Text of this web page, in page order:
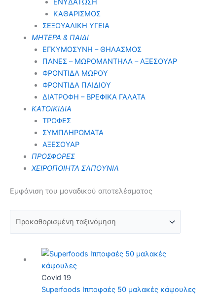
ΕΝΥΔΑΤΩΣΗ
ΚΑΘΑΡΙΣΜΟΣ
ΣΕΞΟΥΑΛΙΚΗ ΥΓΕΙΑ
ΜΗΤΕΡΑ & ΠΑΙΔΙ
ΕΓΚΥΜΟΣΥΝΗ – ΘΗΛΑΣΜΟΣ
ΠΑΝΕΣ – ΜΩΡΟΜΑΝΤΗΛΑ – ΑΞΕΣΟΥΑΡ
ΦΡΟΝΤΙΔΑ ΜΩΡΟΥ
ΦΡΟΝΤΙΔΑ ΠΑΙΔΙΟΥ
ΔΙΑΤΡΟΦΗ – ΒΡΕΦΙΚΑ ΓΑΛΑΤΑ
ΚΑΤΟΙΚΙΔΙΑ
ΤΡΟΦΕΣ
ΣΥΜΠΛΗΡΩΜΑΤΑ
ΑΞΕΣΟΥΑΡ
ΠΡΟΣΦΟΡΕΣ
ΧΕΙΡΟΠΟΙΗΤΑ ΣΑΠΟΥΝΙΑ
Εμφάνιση του μοναδικού αποτελέσματος
Covid 19
Superfoods Ιπποφαές 50 μαλακές κάψουλες